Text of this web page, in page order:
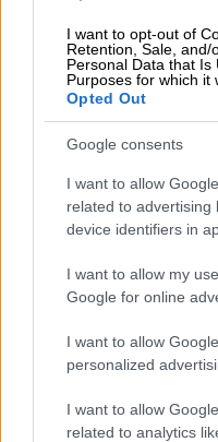
I want to opt-out of
Retention, Sale, and/
Personal Data that Is
Purposes for which it
Opted Out
Google consents
I want to allow
related to advertising
device identifiers in
I want to allow my
Google for online
I want to allow
personalized
I want to allow
related to analytics
Ποιοι
πακέτο παροχών
ανακοίνωσε ο